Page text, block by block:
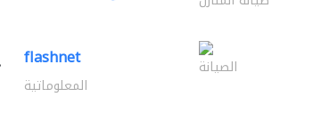
flashnet الصيانة
المعلوماتية